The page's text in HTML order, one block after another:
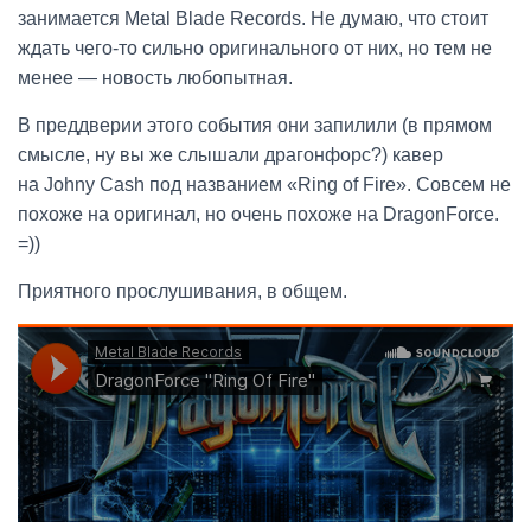
занимается Metal Blade Records. Не думаю, что стоит
ждать чего-то сильно оригинального от них, но тем не
менее — новость любопытная.
В преддверии этого события они запилили (в прямом
смысле, ну вы же слышали драгонфорс?) кавер
на Johny Cash под названием «Ring of Fire». Совсем не
похоже на оригинал, но очень похоже на DragonForce.
=))
Приятного прослушивания, в общем.